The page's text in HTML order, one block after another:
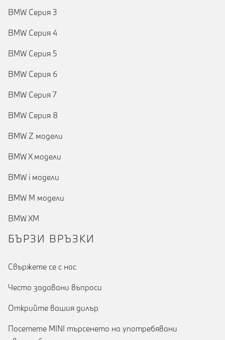
BMW Серия 3
BMW Серия 4
BMW Серия 5
BMW Серия 6
BMW Серия 7
BMW Серия 8
BMW Z модели
BMW X модели
BMW i модели
BMW M модели
BMW XM
БЪРЗИ ВРЪЗКИ
Cвържете се с нас
Често задавани въпроси
Открийте вашия дилър
Посетете MINI търсенето на употребявани